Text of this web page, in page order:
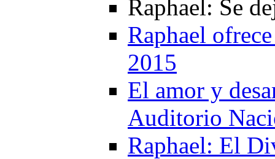
Raphael: Se
Raphael
2015
El amor y
Auditorio
Raphael: El